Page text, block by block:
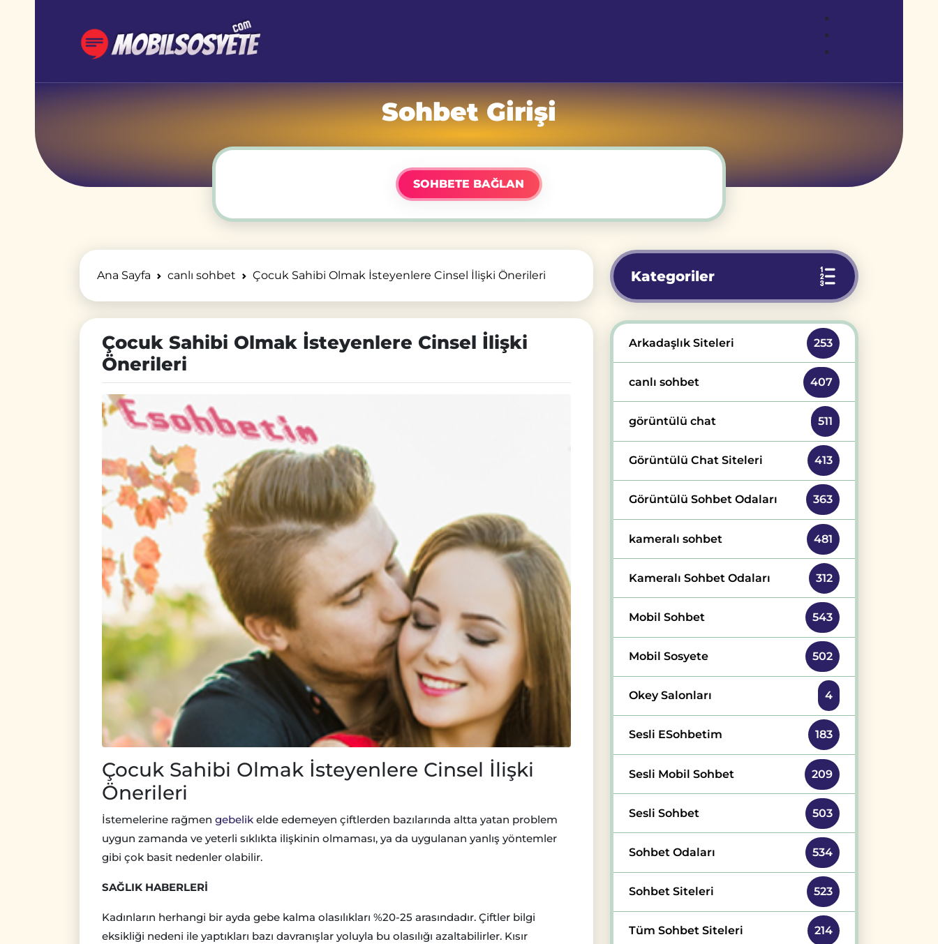
Sohbet Girişi
SOHBETE BAĞLAN
Ana Sayfa canlı sohbet Çocuk Sahibi Olmak İsteyenlere Cinsel İlişki Önerileri
Çocuk Sahibi Olmak İsteyenlere Cinsel İlişki
Önerileri
Çocuk Sahibi Olmak İsteyenlere Cinsel İlişki
Önerileri
İstemelerine rağmen gebelik elde edemeyen çiftlerden bazılarında altta yatan problem
uygun zamanda ve yeterli sıklıkta ilişkinin olmaması, ya da uygulanan yanlış yöntemler
gibi çok basit nedenler olabilir.
SAĞLIK HABERLERİ
Kadınların herhangi bir ayda gebe kalma olasılıkları %20-25 arasındadır. Çiftler bilgi
eksikliği nedeni ile yaptıkları bazı davranışlar yoluyla bu olasılığı azaltabilirler. Kısır
Kategoriler
Arkadaşlık Siteleri 253
canlı sohbet 407
görüntülü chat 511
Görüntülü Chat Siteleri 413
Görüntülü Sohbet Odaları 363
kameralı sohbet 481
Kameralı Sohbet Odaları 312
Mobil Sohbet 543
Mobil Sosyete 502
Okey Salonları 4
Sesli ESohbetim 183
Sesli Mobil Sohbet 209
Sesli Sohbet 503
Sohbet Odaları 534
Sohbet Siteleri 523
Tüm Sohbet Siteleri 214